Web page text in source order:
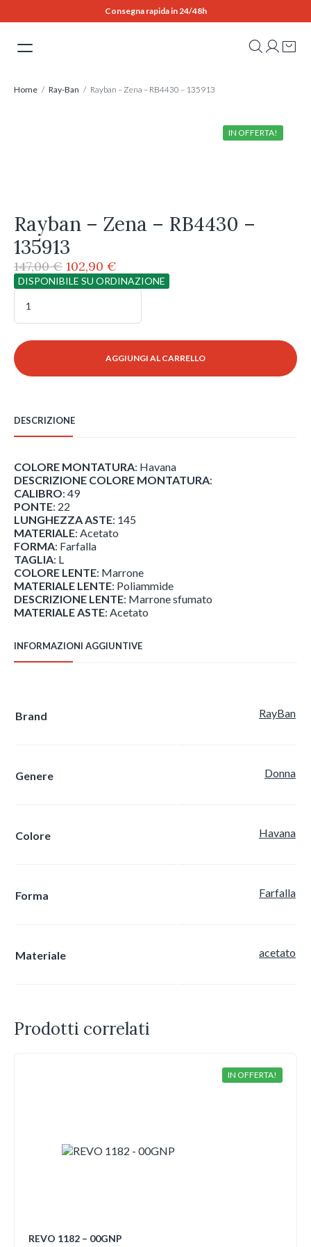
to
Consegna rapida in 24/48h
Home / Ray-Ban / Rayban – Zena – RB4430 – 135913
IN OFFERTA!
Rayban – Zena – RB4430 –
135913
147,00€ Il
prezzo
originale
147,00 €.
102,90 €
prezzo
attuale
102,90 €.
DISPONIBILE SU ORDINAZIONE
Rayban
Zena
RB4430
-
135913
AGGIUNGI AL CARRELLO
DESCRIZIONE
COLORE MONTATURA: Havana
DESCRIZIONE COLORE MONTATURA:
CALIBRO: 49
PONTE: 22
LUNGHEZZA ASTE: 145
MATERIALE: Acetato
FORMA: Farfalla
TAGLIA: L
COLORE LENTE: Marrone
MATERIALE LENTE: Poliammide
DESCRIZIONE LENTE: Marrone sfumato
MATERIALE ASTE: Acetato
INFORMAZIONI AGGIUNTIVE
Brand RayBan
Genere Donna
Colore Havana
Forma Farfalla
Materiale acetato
Prodotti correlati
IN OFFERTA!
REVO 1182 – 00GNP